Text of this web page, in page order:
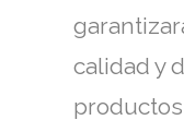
calidad y